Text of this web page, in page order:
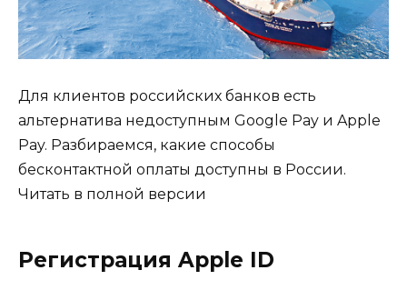
Для клиентов российских банков есть
альтернатива недоступным Google Pay и Apple
Pay. Разбираемся, какие способы
бесконтактной оплаты доступны в России.
Читать в полной версии
Регистрация Apple ID